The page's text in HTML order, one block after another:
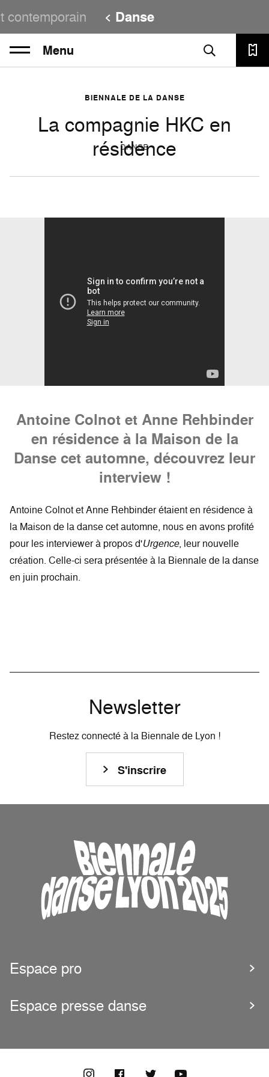
contemporain Danse
Menu
DANSE
BIENNALE DE LA DANSE
La compagnie HKC en
résidence
Antoine Colnot et Anne Rehbinder
en résidence à la Maison de la
Danse cet automne, découvrez leur
interview !
Antoine Colnot et Anne Rehbinder étaient en résidence à
la Maison de la danse cet automne, nous en avons profité
pour les interviewer à propos d'Urgence, leur nouvelle
création. Celle-ci sera présentée à la Biennale de la danse
en juin prochain.
Newsletter
Restez connecté à la Biennale de Lyon !
S'inscrire
Espace pro
Espace presse danse